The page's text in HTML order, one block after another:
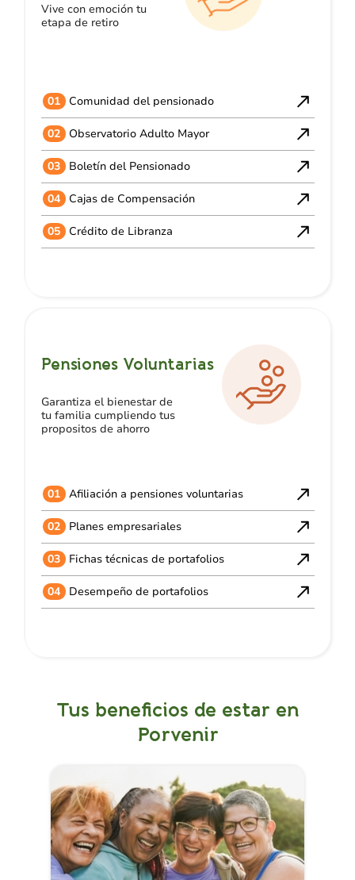
Vive con emoción tu
etapa de retiro
01 Comunidad del pensionado
02 Observatorio Adulto Mayor
03 Boletín del Pensionado
04 Cajas de Compensación
05 Crédito de Libranza
Pensiones Voluntarias
Garantiza el bienestar de
tu familia cumpliendo tus
propositos de ahorro
01 Afiliación a pensiones voluntarias
02 Planes empresariales
03 Fichas técnicas de portafolios
04 Desempeño de portafolios
Tus beneficios de estar en
Porvenir